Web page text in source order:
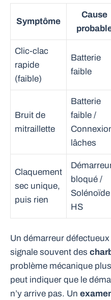
Symptôme
Cause
Clic-clac
rapide
(faible)
Batterie
faible
Bruit de
mitraillette
Batterie
faible /
lâches
Claquement
sec unique,
puis rien
bloqué /
Solénoïde
HS
Un démarreur
signale souvent des
problème mécanique
peut indiquer que le
n’y arrive pas. Un